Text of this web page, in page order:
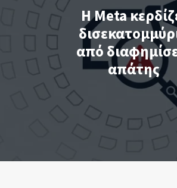
Η Meta
από
απάτης